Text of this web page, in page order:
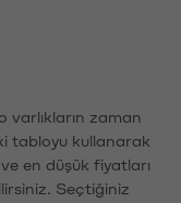
zaman
tabloyu kullanarak
en düşük fiyatları
Seçtiğiniz